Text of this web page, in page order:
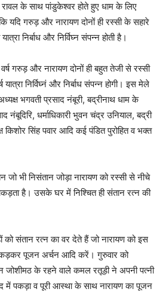
के साथ पांडुकेश्वर होते हुए धाम के लिए
यदि गरुड़ और नारायण दोनों ही रस्सी के सहारे
निर्बाध और निर्विघ्न संपन्न होती है।
गरुड़ और नारायण दोनों ही बहुत तेजी से रस्सी
निर्विघ्नं और निर्बाध संपन्न होगी। इस मेले
भगवती प्रसाद नंबूरी, बद्रीनाथ धाम के
नंबूदिरि, धर्माधिकारी भुवन चंद्र उनियाल, बद्री
किशोर सिंह पवार आदि कई पंडित पुरोहित व भक्त
जो भी निसंतान जोड़ा नारायण को रस्सी से नीचे
है। उसके घर में निश्चित ही संतान रत्न की
को संतान रत्न का वर देते हैं जो नारायण को इस
पूजन अर्चन आदि करें। गुरुवार को
जोशीमठ के रहने वाले कमल रतूड़ी ने अपनी पत्नी
में पकड़ा व पूरी आस्था के साथ नारायण का पूजन